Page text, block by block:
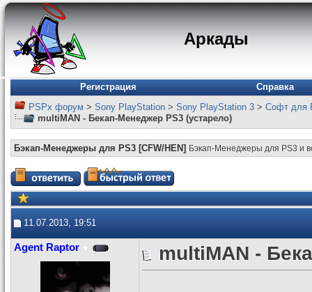
Аркады
Регистрация
Справка
PSPx форум > Sony PlayStation > Sony PlayStation 3 > Софт для
multiMAN - Бекап-Менеджер PS3 (устарело)
Бэкап-Менеджеры для PS3 [CFW/HEN] Бэкап-Менеджеры для PS3 и
11.07.2013, 19:51
Agent Raptor multiMAN -